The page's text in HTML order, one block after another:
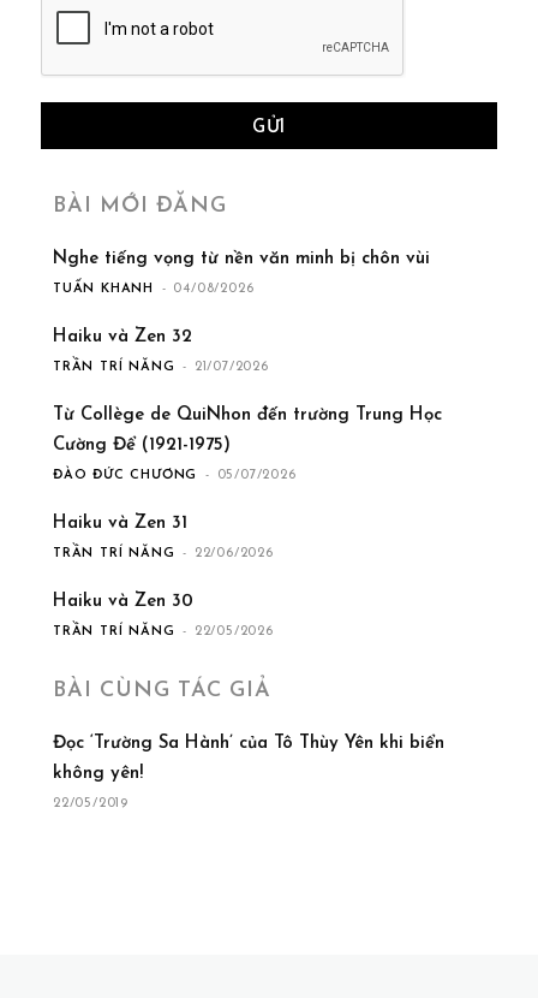
BÀI MỚI ĐĂNG
Nghe tiếng vọng từ nền văn minh bị chôn vùi
TUẤN KHANH - 04/08/2026
Haiku và Zen 32
TRẦN TRÍ NĂNG - 21/07/2026
Từ Collège de QuiNhon đến trường Trung Học
Cường Để (1921-1975)
ĐÀO ĐỨC CHƯƠNG - 05/07/2026
Haiku và Zen 31
TRẦN TRÍ NĂNG - 22/06/2026
Haiku và Zen 30
TRẦN TRÍ NĂNG - 22/05/2026
BÀI CÙNG TÁC GIẢ
Đọc ‘Trường Sa Hành’ của Tô Thùy Yên khi biển
không yên!
22/05/2019